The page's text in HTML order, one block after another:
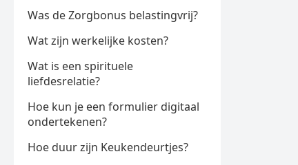
Was de Zorgbonus belastingvrij?
Wat zijn werkelijke kosten?
Wat is een spirituele
liefdesrelatie?
Hoe kun je een formulier digitaal
ondertekenen?
Hoe duur zijn Keukendeurtjes?